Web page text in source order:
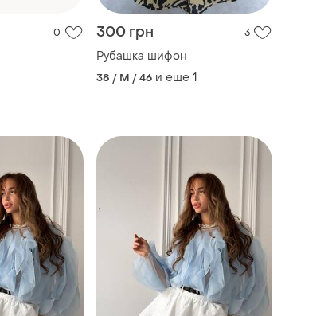
0 300 грн 3
Рубашка шифон
38 / M / 46 и еще 1